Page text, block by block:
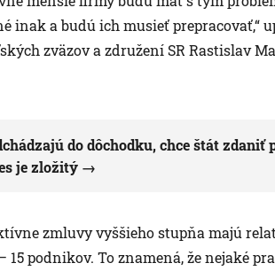
inak a budú ich musieť prepracovať,“
zväzov a združení SR Rastislav
do dôchodku, chce štát zdaniť
je zložitý
zmluvy vyššieho stupňa majú
15 podnikov. To znamená, že nejaké